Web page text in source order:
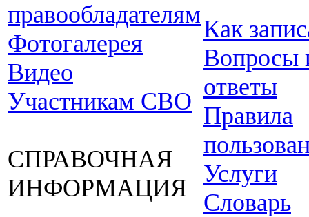
правообладателям
Фотогалерея
Видео
Участникам СВО
СПРАВОЧНАЯ
ИНФОРМАЦИЯ
Как
Вопросы
ответы
Правила
Услуги
Словарь